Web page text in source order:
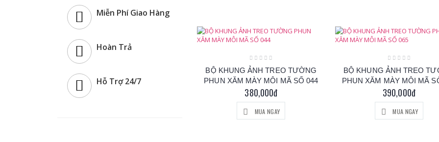
BỘ KHUNG ẢNH TREO TƯỜNG
PHUN XĂM MÀY MÔI MÃ SỐ 044
380,000đ
MUA NGAY
BỘ KHUNG ẢNH TREO
PHUN XĂM MÀY MÔI MÃ
390,000đ
MUA NGAY
Miễn Phí Giao Hàng
Hoàn Trả
Hỗ Trợ 24/7